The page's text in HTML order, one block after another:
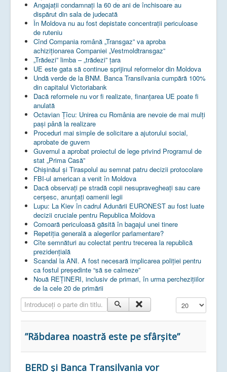
Angajații condamnați la 60 de ani de închisoare au
dispărut din sala de judecată
În Moldova nu au fost depistate concentrații periculoase
de ruteniu
Cînd Compania română „Transgaz” va aproba
achiziționarea Companiei „Vestmoldtransgaz”
„Trădezi” limba – „trădezi” țara
UE este gata să continue sprijinul reformelor din Moldova
Undă verde de la BNM. Banca Transilvania cumpără 100%
din capitalul Victoriabank
Dacă reformele nu vor fi realizate, finanţarea UE poate fi
anulată
Octavian Țîcu: Unirea cu România are nevoie de mai mulți
pași până la realizare
Proceduri mai simple de solicitare a ajutorului social,
aprobate de guvern
Guvernul a aprobat proiectul de lege privind Programul de
stat „Prima Casă”
Chișinăul și Tiraspolul au semnat patru decizii protocolare
FBI-ul american a venit în Moldova
Dacă observați pe stradă copii nesupravegheați sau care
cerșesc, anunțați oamenii legii
Lupu: La Kiev în cadrul Adunării EURONEST au fost luate
decizii cruciale pentru Republica Moldova
Comoară periculoasă găsită în bagajul unei tinere
Repetiția generală a alegerilor parlamentare?
Cîte semnături au colectat pentru trecerea la republică
prezidențială
Scandal la ANI. A fost necesară implicarea poliției pentru
ca fostul președinte “să se calmeze”
Nouă REȚINERI, inclusiv de primari, în urma perchezițiilor
de la cele 20 de primării
Introduceți o parte din titlu.
Afișare #
”Răbdarea noastră este pe sfârşite”
BERD și Banca Transilvania vor